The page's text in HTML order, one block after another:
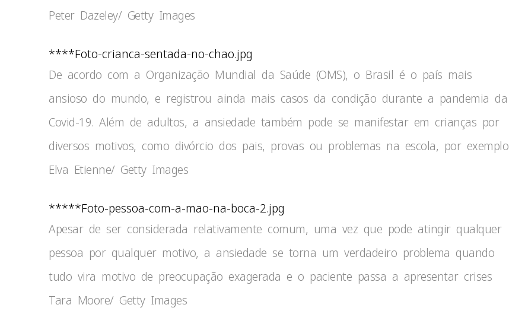
Peter Dazeley/ Getty Images
****Foto-crianca-sentada-no-chao.jpg
De acordo com a Organização Mundial da Saúde (OMS), o Brasil é o país mais
ansioso do mundo, e registrou ainda mais casos da condição durante a pandemia da
Covid-19. Além de adultos, a ansiedade também pode se manifestar em crianças por
diversos motivos, como divórcio dos pais, provas ou problemas na escola, por exemplo
Elva Etienne/ Getty Images
*****Foto-pessoa-com-a-mao-na-boca-2.jpg
Apesar de ser considerada relativamente comum, uma vez que pode atingir qualquer
pessoa por qualquer motivo, a ansiedade se torna um verdadeiro problema quando
tudo vira motivo de preocupação exagerada e o paciente passa a apresentar crises
Tara Moore/ Getty Images